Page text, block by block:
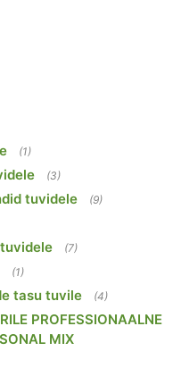
(1)
(3)
tuvidele (9)
(7)
(1)
tasu tuvile (4)
PROFESSIONAALNE
MIX